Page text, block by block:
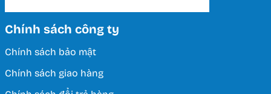
Chính sách công ty
Chính sách bảo mật
Chính sách giao hàng